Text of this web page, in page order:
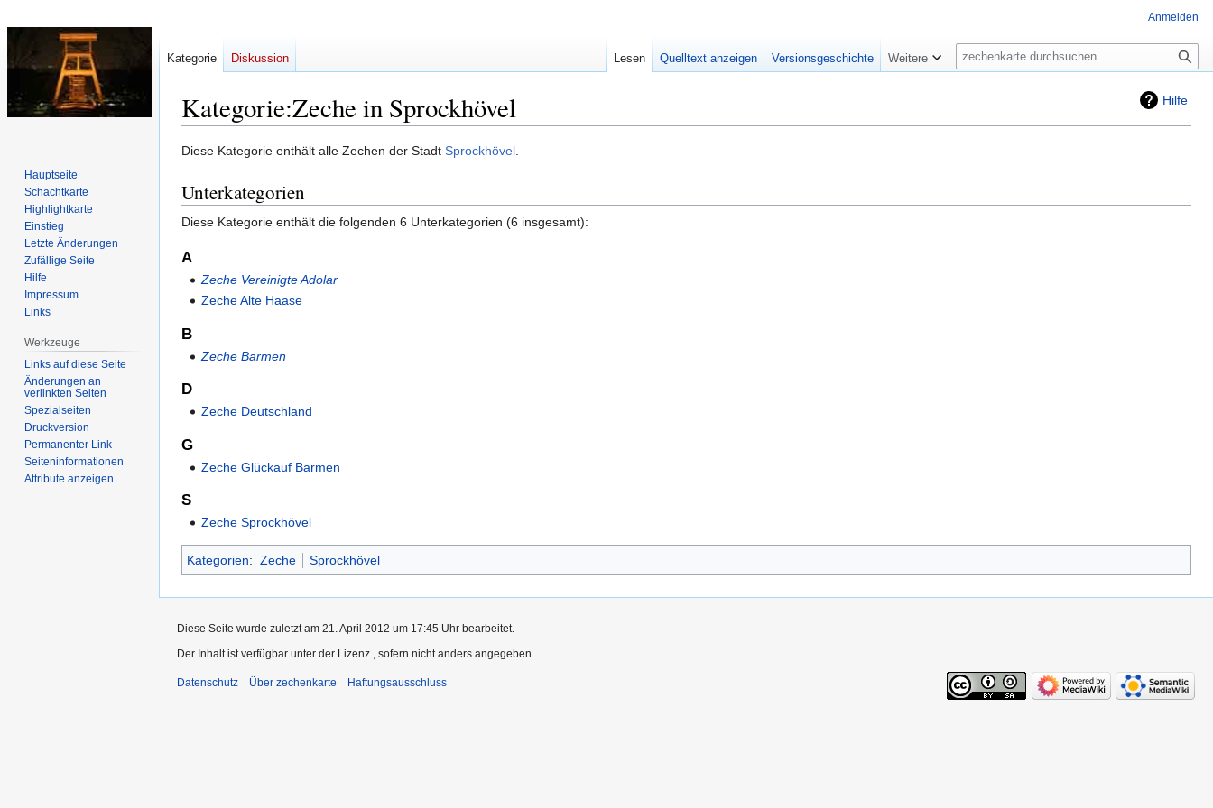
Hilfe
Kategorie:Zeche in Sprockhövel
Zur
springen
Zur
springen
Diese Kategorie enthält alle Zechen der Stadt Sprockhövel.
Unterkategorien
Diese Kategorie enthält die folgenden 6 Unterkategorien (6 insgesamt):
A
Zeche Vereinigte Adolar
Zeche Alte Haase
B
Zeche Barmen
D
Zeche Deutschland
G
Zeche Glückauf Barmen
S
Zeche Sprockhövel
Kategorien: Zeche Sprockhövel
Anmelden
Kategorie Diskussion Lesen Quelltext anzeigen Versionsgeschichte Weitere
Suche
Hauptseite
Schachtkarte
Highlightkarte
Einstieg
Letzte Änderungen
Zufällige Seite
Hilfe
Impressum
Links
Werkzeuge
Links auf diese Seite
Änderungen an
verlinkten Seiten
Spezialseiten
Druckversion
Permanenter Link
Seiten­­informationen
Attribute anzeigen
Diese Seite wurde zuletzt am 21. April 2012 um 17:45 Uhr bearbeitet.
Der Inhalt ist verfügbar unter der Lizenz , sofern nicht anders angegeben.
Datenschutz Über zechenkarte Haftungsausschluss